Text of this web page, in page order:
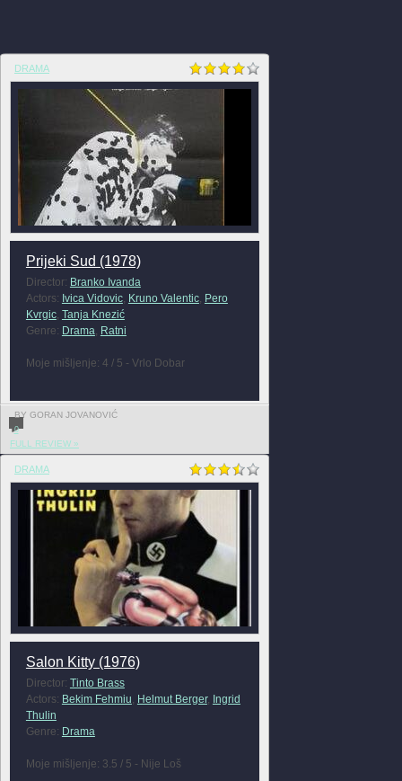
DRAMA
Prijeki Sud (1978)
Director: Branko Ivanda
Actors: Ivica Vidovic, Kruno Valentic, Pero
Kvrgic, Tanja Knezić
Genre: Drama Ratni
Moje mišljenje: 4 / 5 - Vrlo Dobar
BY GORAN JOVANOVIĆ
0
FULL REVIEW »
DRAMA
Salon Kitty (1976)
Director: Tinto Brass
Actors: Bekim Fehmiu Helmut Berger, Ingrid
Thulin
Genre: Drama
Moje mišljenje: 3.5 / 5 - Nije Loš